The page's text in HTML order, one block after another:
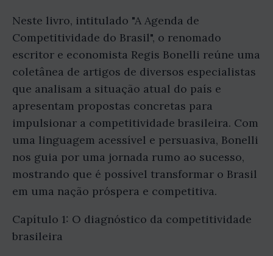
Neste livro, intitulado "A Agenda de
Competitividade do Brasil", o renomado
escritor e economista Regis Bonelli reúne uma
coletânea de artigos de diversos especialistas
que analisam a situação atual do país e
apresentam propostas concretas para
impulsionar a competitividade brasileira. Com
uma linguagem acessível e persuasiva, Bonelli
nos guia por uma jornada rumo ao sucesso,
mostrando que é possível transformar o Brasil
em uma nação próspera e competitiva.
Capítulo 1: O diagnóstico da competitividade
brasileira